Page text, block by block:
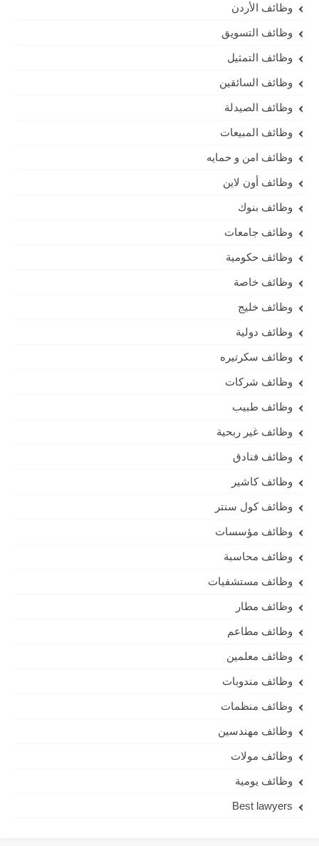
وظائف الأردن
وظائف التسويق
وظائف التمثيل
وظائف السائقين
وظائف الصيدلة
وظائف المبيعات
وظائف امن و حمايه
وظائف أون لاين
وظائف بنوك
وظائف جامعات
وظائف حكومية
وظائف خاصة
وظائف خليج
وظائف دولية
وظائف سكرتيره
وظائف شركات
وظائف طبيب
وظائف غير ربحية
وظائف فنادق
وظائف كاشير
وظائف كول سنتر
وظائف مؤسسات
وظائف محاسبة
وظائف مستشفيات
وظائف مطار
وظائف مطاعم
وظائف معلمين
وظائف مندوبات
وظائف منظمات
وظائف مهندسين
وظائف مولات
وظائف يومية
Best lawyers